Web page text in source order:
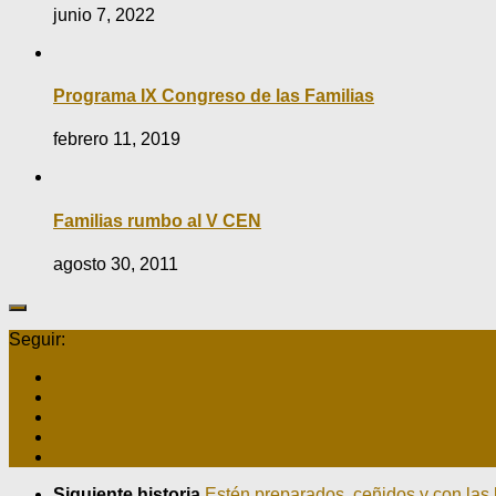
junio 7, 2022
Programa IX Congreso de las Familias
febrero 11, 2019
Familias rumbo al V CEN
agosto 30, 2011
Seguir: